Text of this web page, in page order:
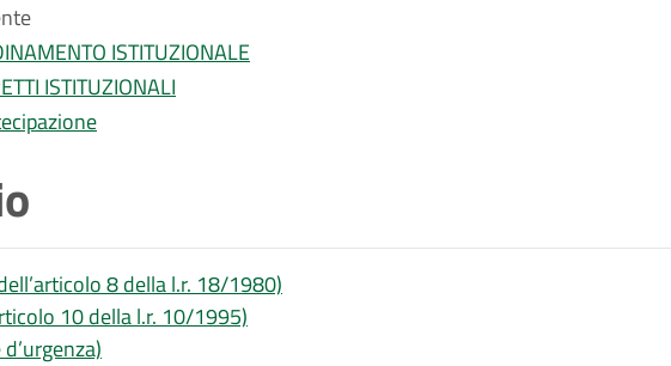
ISTITUZIONALE
ISTITUZIONALI
8 della l.r. 18/1980)
10 della l.r. 10/1995)